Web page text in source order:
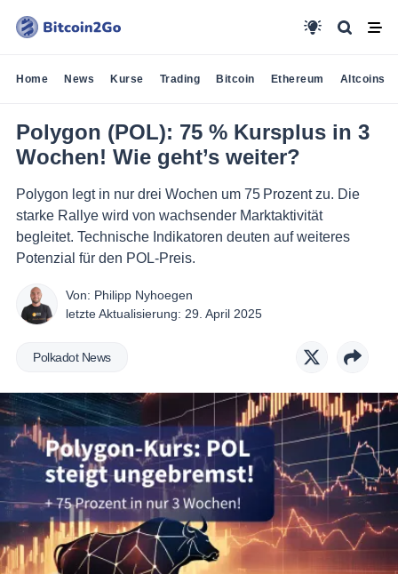
Home News Kurse Trading Bitcoin Ethereum Altcoins
Polygon (POL): 75 % Kursplus in 3
Wochen! Wie geht’s weiter?
Polygon legt in nur drei Wochen um 75 Prozent zu. Die
starke Rallye wird von wachsender Marktaktivität
begleitet. Technische Indikatoren deuten auf weiteres
Potenzial für den POL-Preis.
Von: Philipp Nyhoegen
letzte Aktualisierung: 29. April 2025
Polkadot News